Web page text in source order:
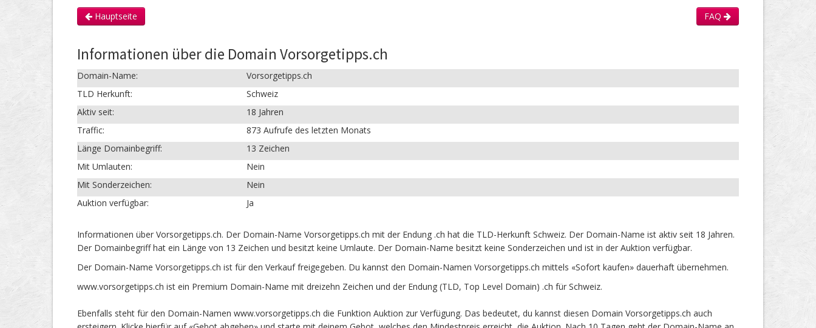
Hauptseite FAQ
Informationen über die Domain Vorsorgetipps.ch
Domain-Name:
Vorsorgetipps.ch
TLD Herkunft:
Schweiz
Aktiv seit:
18 Jahren
Traffic:
873 Aufrufe des letzten Monats
Länge Domainbegriff:
13 Zeichen
Mit Umlauten:
Nein
Mit Sonderzeichen:
Nein
Auktion verfügbar:
Ja
Informationen über Vorsorgetipps.ch. Der Domain-Name Vorsorgetipps.ch mit der Endung .ch hat die TLD-Herkunft Schweiz. Der Domain-Name ist aktiv seit 18 Jahren.
Der Domainbegriff hat ein Länge von 13 Zeichen und besitzt keine Umlaute. Der Domain-Name besitzt keine Sonderzeichen und ist in der Auktion verfügbar.
Der Domain-Name Vorsorgetipps.ch ist für den Verkauf freigegeben. Du kannst den Domain-Namen Vorsorgetipps.ch mittels «Sofort kaufen» dauerhaft übernehmen.
www.vorsorgetipps.ch ist ein Premium Domain-Name mit dreizehn Zeichen und der Endung (TLD, Top Level Domain) .ch für Schweiz.
Ebenfalls steht für den Domain-Namen www.vorsorgetipps.ch die Funktion Auktion zur Verfügung. Das bedeutet, du kannst diesen Domain Vorsorgetipps.ch auch